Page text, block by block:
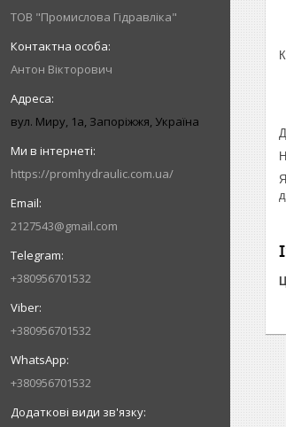
ТОВ "Промислова Гідравліка"
Антон Вікторович
вул. Миру, 1а, Запоріжжя, Україна
https://promhydraulic.com.ua/
2127543@gmail.com
+380956701532
+380956701532
+380956701532